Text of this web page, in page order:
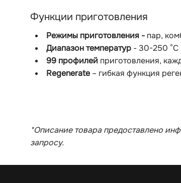
Функции приготовления
Режимы приготовления - пар,
Диапазон температур - 30-250 °С
99 профилей приготовления,
Regenerate – гибкая функция
*Описание товара предоставлено
запросу.